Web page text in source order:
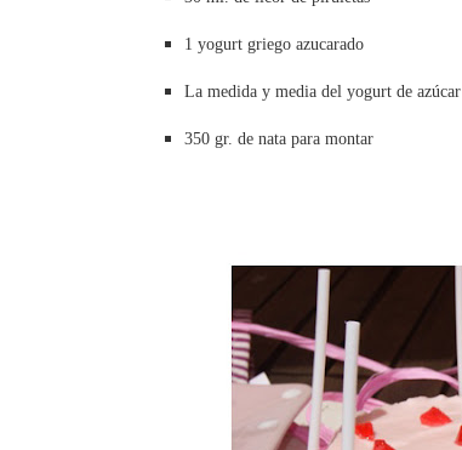
1 yogurt griego azucarado
La medida y media del yogurt de azúcar
350 gr. de nata para montar